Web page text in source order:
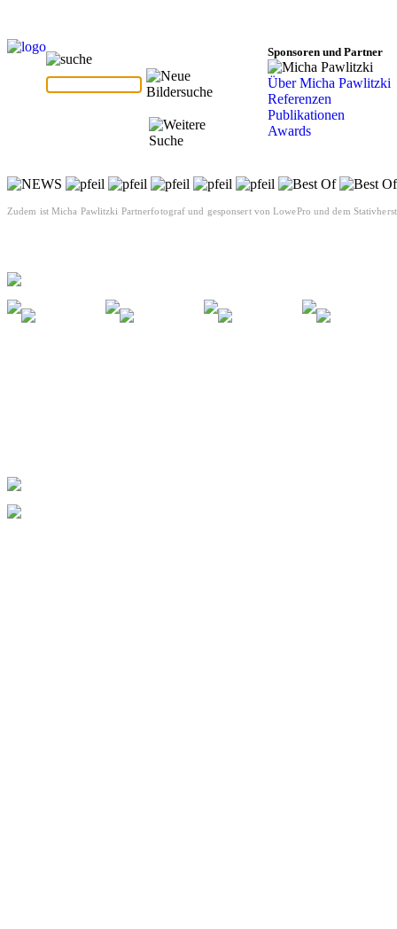
Sponsoren und Partner
Über Micha Pawlitzki
Referenzen
Publikationen
Awards
Zudem ist Micha Pawlitzki Partnerfotograf und gesponsert von LowePro und dem